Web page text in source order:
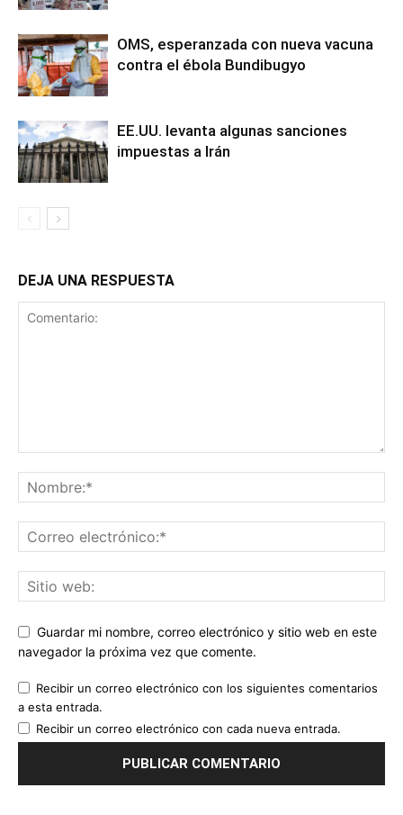
OMS, esperanzada con nueva vacuna
contra el ébola Bundibugyo
EE.UU. levanta algunas sanciones
impuestas a Irán
DEJA UNA RESPUESTA
Guardar mi nombre, correo electrónico y sitio web en este
navegador la próxima vez que comente.
Recibir un correo electrónico con los siguientes comentarios
a esta entrada.
Recibir un correo electrónico con cada nueva entrada.